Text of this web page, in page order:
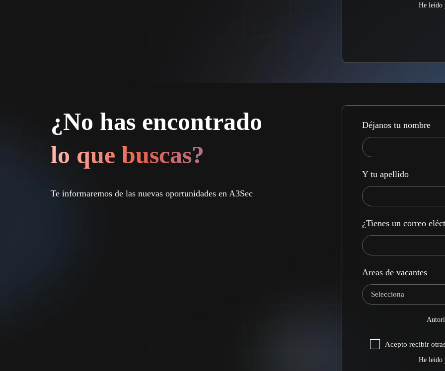
He leído
¿No has encontrado
lo que buscas?
Te informaremos de las nuevas oportunidades en A3Sec
Déjanos tu nombre
Y tu apellido
¿Tienes un correo
Areas de vacantes
Acepto recibir
He leido